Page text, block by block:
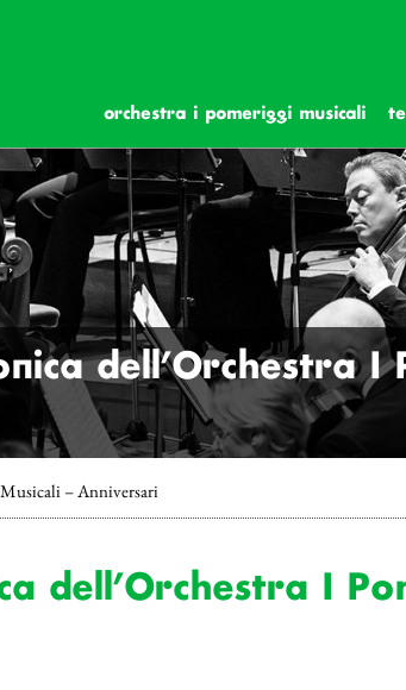
orchestra i pomeriggi musicali
dell’Orchestra I
Musicali – Anniversari
dell’Orchestra I